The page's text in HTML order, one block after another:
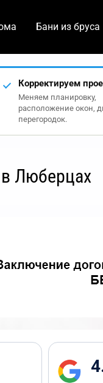
Бани из бруса
Корректируем
Меняем планировку,
расположение окон,
перегородок.
Люберцах